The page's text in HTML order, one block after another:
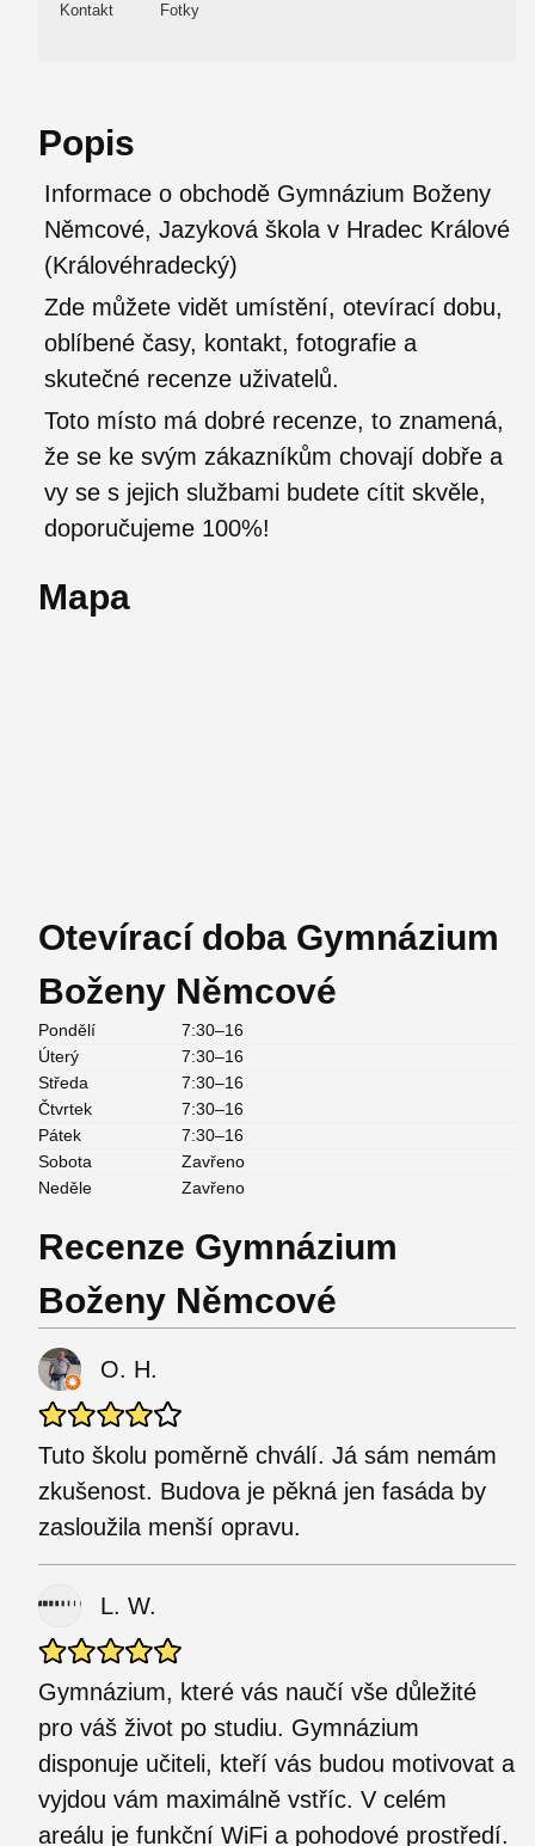
Kontakt Fotky
Popis
Informace o obchodě Gymnázium Boženy
Němcové, Jazyková škola v Hradec Králové
(Královéhradecký)
Zde můžete vidět umístění, otevírací dobu,
oblíbené časy, kontakt, fotografie a
skutečné recenze uživatelů.
Toto místo má dobré recenze, to znamená,
že se ke svým zákazníkům chovají dobře a
vy se s jejich službami budete cítit skvěle,
doporučujeme 100%!
Mapa
Otevírací doba Gymnázium
Boženy Němcové
Pondělí
7:30–16
Úterý
7:30–16
Středa
7:30–16
Čtvrtek
7:30–16
Pátek
7:30–16
Sobota
Zavřeno
Neděle
Zavřeno
Recenze Gymnázium
Boženy Němcové
O. H.
Tuto školu poměrně chválí. Já sám nemám
zkušenost. Budova je pěkná jen fasáda by
zasloužila menší opravu.
L. W.
Gymnázium, které vás naučí vše důležité
pro váš život po studiu. Gymnázium
disponuje učiteli, kteří vás budou motivovat a
vyjdou vám maximálně vstříc. V celém
areálu je funkční WiFi a pohodové prostředí.